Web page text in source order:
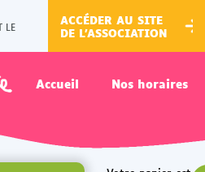
LE
ACCÉDER AU SITE
DE L'ASSOCIATION
Accueil Nos horaires